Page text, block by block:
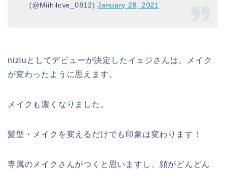
(@Miihilove_0812)January 28, 2021
niziuとしてデビューが決定したイェジさんは、メイク
が変わったように思えます。
メイクも濃くなりました。
髪型・メイクを変えるだけでも印象は変わります！
専属のメイクさんがつくと思いますし、顔がどんどん